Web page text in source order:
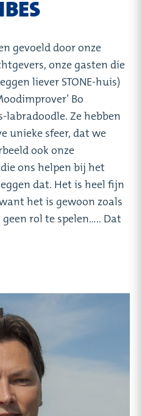
gevoeld door onze
onze gasten die
liever STONE-huis)
Bo
Ze hebben
unieke sfeer, dat we
ook onze
ons helpen bij het
dat. Het is heel fijn
het is gewoon zoals
rol te spelen….. Dat